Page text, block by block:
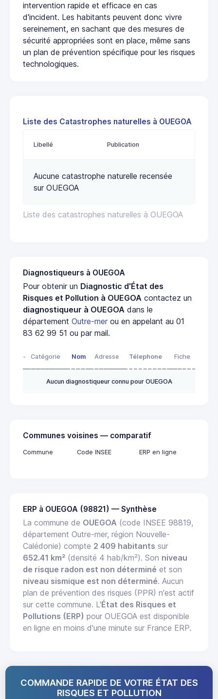
intervention rapide et efficace en cas
d'incident. Les habitants peuvent donc vivre
sereinement, en sachant que des mesures de
sécurité appropriées sont en place, même sans
un plan de prévention spécifique pour les risques
technologiques.
Liste des Catastrophes naturelles à OUEGOA
Liste des catastrophes naturelles à OUEGOA
Libellé Publication
Aucune catastrophe naturelle recensée
sur OUEGOA
Diagnostiqueurs à OUEGOA
Pour obtenir un Diagnostic d'État des
Risques et Pollution à OUEGOA contactez un
diagnostiqueur à OUEGOA dans le
département Outre-mer ou en appelant au 01
83 62 99 51 ou par mail.
- Catégorie Nom Adresse Télephone Fiche
Aucun diagnostiqueur connu pour OUEGOA
Communes voisines — comparatif
Commune Code INSEE ERP en ligne
ERP à OUEGOA (98821) — Synthèse
La commune de OUEGOA (code INSEE 98819,
département Outre-mer, région Nouvelle-
Calédonie) compte 2 409 habitants sur
652.41 km² (densité 4 hab/km²). Son niveau
de risque radon est non déterminé et son
niveau sismique est non déterminé. Aucun
plan de prévention des risques (PPR) n'est actif
sur cette commune. L'État des Risques et
Pollutions (ERP) pour OUEGOA est disponible
en ligne en moins d'une minute sur France ERP.
COMMANDE RAPIDE DE VOTRE ÉTAT DES
RISQUES ET POLLUTION